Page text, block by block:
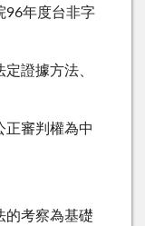
96年度台非字
證據方法、
審判權為中
考察為基礎